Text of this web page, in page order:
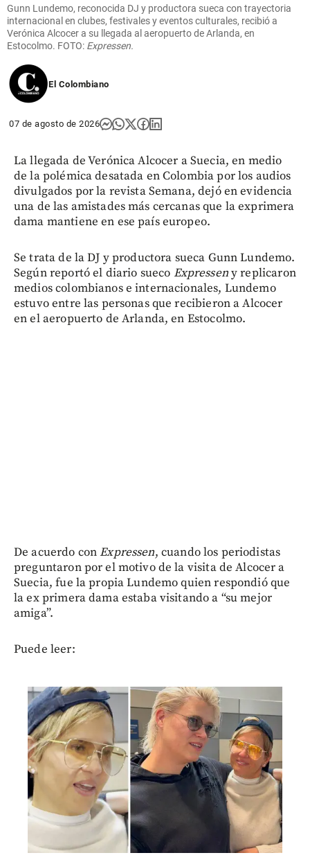
Gunn Lundemo, reconocida DJ y productora sueca con trayectoria
internacional en clubes, festivales y eventos culturales, recibió a
Verónica Alcocer a su llegada al aeropuerto de Arlanda, en
Estocolmo. FOTO: Expressen.
El Colombiano
07 de agosto de 2026
La llegada de Verónica Alcocer a Suecia, en medio
de la polémica desatada en Colombia por los audios
divulgados por la revista Semana, dejó en evidencia
una de las amistades más cercanas que la exprimera
dama mantiene en ese país europeo.
Se trata de la DJ y productora sueca Gunn Lundemo.
Según reportó el diario sueco Expresseny replicaron
medios colombianos e internacionales, Lundemo
estuvo entre las personas que recibieron a Alcocer
en el aeropuerto de Arlanda, en Estocolmo.
De acuerdo conExpressen, cuando los periodistas
preguntaron por el motivo de la visita de Alcocer a
Suecia, fue la propia Lundemo quien respondió que
la ex primera dama estaba visitando a “su mejor
amiga”.
Puede leer: